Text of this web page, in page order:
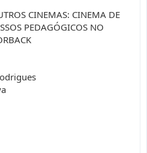
CINEMAS: CINEMA DE
PEDAGÓGICOS NO